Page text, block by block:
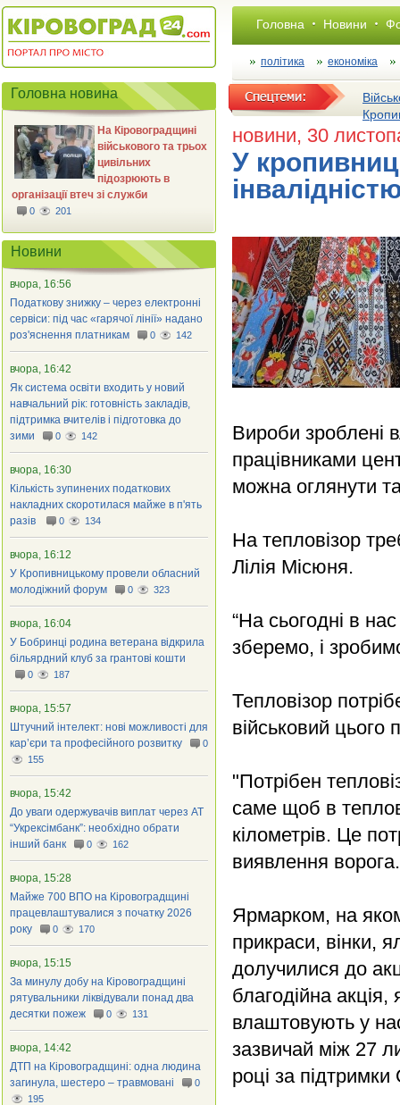
Головна Новини
політика економіка
новини, 30
У
Вироби зроблені
працівниками
можна оглянути
На тепловізор
Лілія Місюня.
“На сьогодні в
зберемо, і
Тепловізор
військовий цього
"Потрібен
саме щоб в
кілометрів. Це
виявлення
Ярмарком, на
прикраси, вінки,
долучилися до
благодійна
влаштовують у
зазвичай між 27
році за
Головна новина
На Кіровоградщині
військового та трьох
цивільних
підозрюють в
організації втеч зі служби
0 201
Новини
вчора, 16:56
Податкову знижку – через електронні
сервіси: під час «гарячої лінії» надано
роз'яснення платникам
0 142
вчора, 16:42
Як система освіти входить у новий
навчальний рік: готовність закладів,
підтримка вчителів і підготовка до
зими
0 142
вчора, 16:30
Кількість зупинених податкових
накладних скоротилася майже в п'ять
разів
0 134
вчора, 16:12
У Кропивницькому провели обласний
молодіжний форум
0 323
вчора, 16:04
У Бобринці родина ветерана відкрила
більярдний клуб за грантові кошти
0 187
вчора, 15:57
Штучний інтелект: нові можливості для
кар’єри та професійного розвитку
0
155
вчора, 15:42
До уваги одержувачів виплат через АТ
“Укрексімбанк”: необхідно обрати
інший банк
0 162
вчора, 15:28
Майже 700 ВПО на Кіровоградщині
працевлаштувалися з початку 2026
року
0 170
вчора, 15:15
За минулу добу на Кіровоградщині
рятувальники ліквідували понад два
десятки пожеж
0 131
вчора, 14:42
ДТП на Кіровоградщині: одна людина
загинула, шестеро – травмовані
0
195